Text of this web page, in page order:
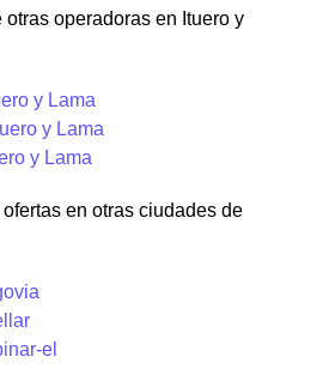
operadoras en Ituero y
y Lama
y Lama
y Lama
en otras ciudades de
el